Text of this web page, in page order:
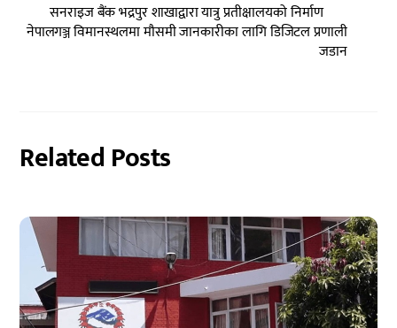
सनराइज बैंक भद्रपुर शाखाद्वारा यात्रु प्रतीक्षालयको निर्माण
नेपालगञ्ज विमानस्थलमा मौसमी जानकारीका लागि डिजिटल प्रणाली
जडान
Related Posts